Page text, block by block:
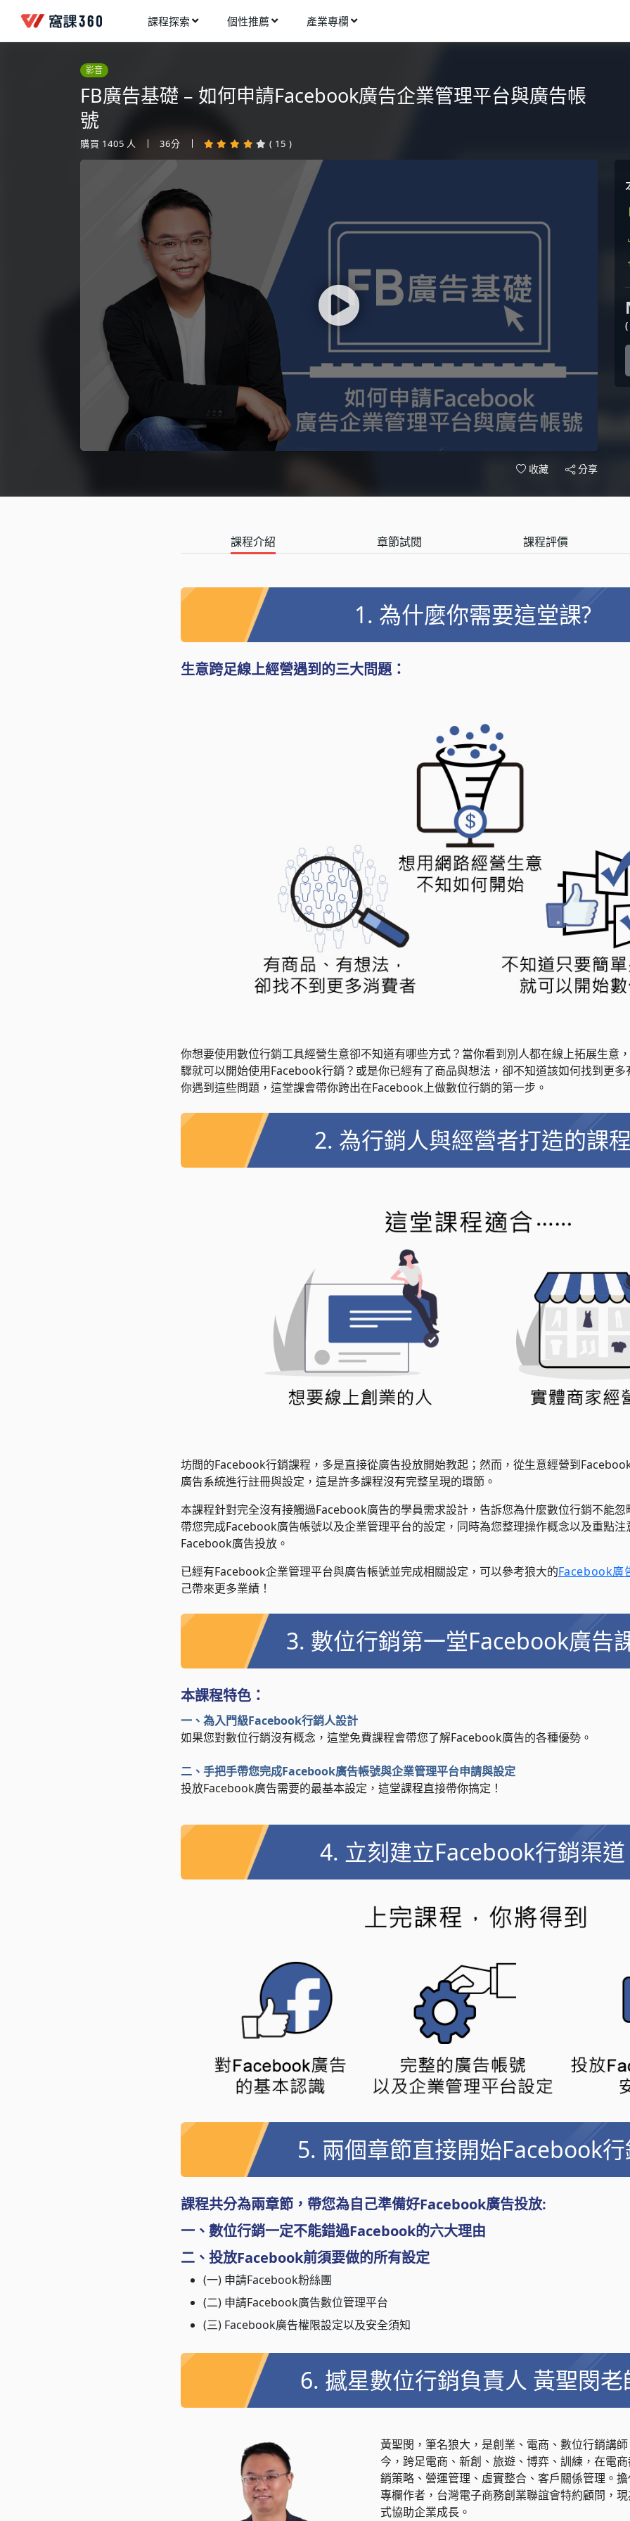
課程探索
多媒體動畫
健康生活
視覺設計
電繪與手繪
網頁設計
網路行銷
網路管理
語言學習
影視特效
辦公室應用
優惠專區
個性推薦
架構師
領航者
產業專欄
影像動畫
資訊科技
健康生活
所有專欄
今天想要學什麼?
窩課推薦給您
影音
FB廣告基礎 – 如何申請Facebook廣告企業管理平台與廣告帳
號
購買 1405 人 36分 ( 15 )
收藏 分享
(
課程介紹 章節試閱 課程評價
1. 為什麼你需要這堂課?
生意跨足線上經營遇到的三大問題：
你想要使用數位行銷工具經營生意卻不知道有哪些方式？當你看到別人都在線上拓展生意
驟就可以開始使用Facebook行銷？或是你已經有了商品與想法，卻不知道該如何找到更
你遇到這些問題，這堂課會帶你跨出在Facebook上做數位行銷的第一步。
2. 為行銷人與經營者打造的課
坊間的Facebook行銷課程，多是直接從廣告投放開始教起；然而，從生意經營到
廣告系統進行註冊與設定，這是許多課程沒有完整呈現的環節。
本課程針對完全沒有接觸過Facebook廣告的學員需求設計，告訴您為什麼數位行銷不能
帶您完成Facebook廣告帳號以及企業管理平台的設定，同時為您整理操作概念以及重點
Facebook廣告投放。
已經有Facebook企業管理平台與廣告帳號並完成相關設定，可以參考狼大的Facebook廣
己帶來更多業績！
3. 數位行銷第一堂Facebook廣告
本課程特色：
一、為入門級Facebook行銷人設計
如果您對數位行銷沒有概念，這堂免費課程會帶您了解Facebook廣告的各種優勢。
二、手把手帶您完成Facebook廣告帳號與企業管理平台申請與設定
投放Facebook廣告需要的最基本設定，這堂課程直接帶你搞定！
4. 立刻建立Facebook行銷渠道
5. 兩個章節直接開始Facebook
課程共分為兩章節，帶您為自己準備好Facebook廣告投放:
一、數位行銷一定不能錯過Facebook的六大理由
二、投放Facebook前須要做的所有設定
(一) 申請Facebook粉絲團
(二) 申請Facebook廣告數位管理平台
(三) Facebook廣告權限設定以及安全須知
6. 撼星數位行銷負責人 黃聖閔老
黃聖閔，筆名狼大，是創業、電商、數位行銷講
今，跨足電商、新創、旅遊、博弈、訓練，在電
銷策略、營運管理、虛實整合、客戶關係管理。
專欄作者，台灣電子商務創業聯誼會特約顧問，
式協助企業成長。